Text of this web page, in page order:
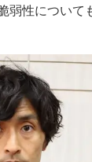
性について